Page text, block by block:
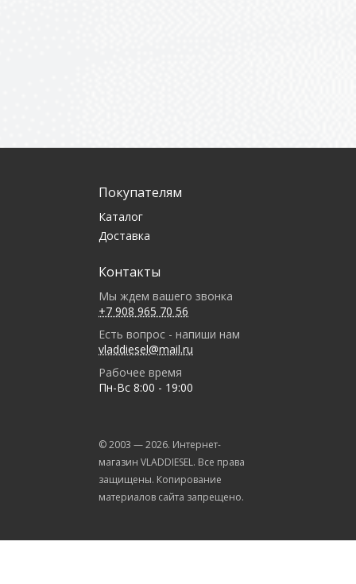
Покупателям
Каталог
Доставка
Контакты
Мы ждем вашего звонка
+7 908 965 70 56
Есть вопрос - напиши нам
vladdiesel@mail.ru
Рабочее время
Пн-Вс 8:00 - 19:00
© 2003 —2026. Интернет-
магазин VLADDIESEL. Все права
защищены. Копирование
материалов сайта запрещено.